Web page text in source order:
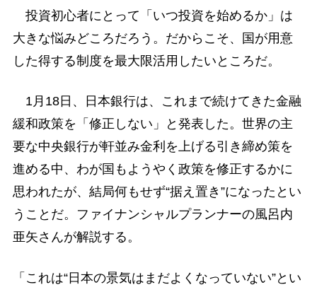
投資初心者にとって「いつ投資を始めるか」は
大きな悩みどころだろう。だからこそ、国が用意
した得する制度を最大限活用したいところだ。
1月18日、日本銀行は、これまで続けてきた金融
緩和政策を「修正しない」と発表した。世界の主
要な中央銀行が軒並み金利を上げる引き締め策を
進める中、わが国もようやく政策を修正するかに
思われたが、結局何もせず“据え置き”になったとい
うことだ。ファイナンシャルプランナーの風呂内
亜矢さんが解説する。
「これは“日本の景気はまだよくなっていない”とい